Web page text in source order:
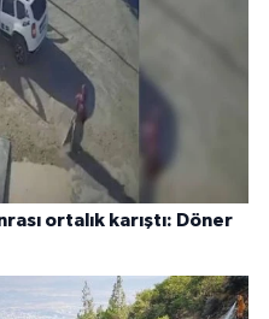
ortalık karıştı: Döner